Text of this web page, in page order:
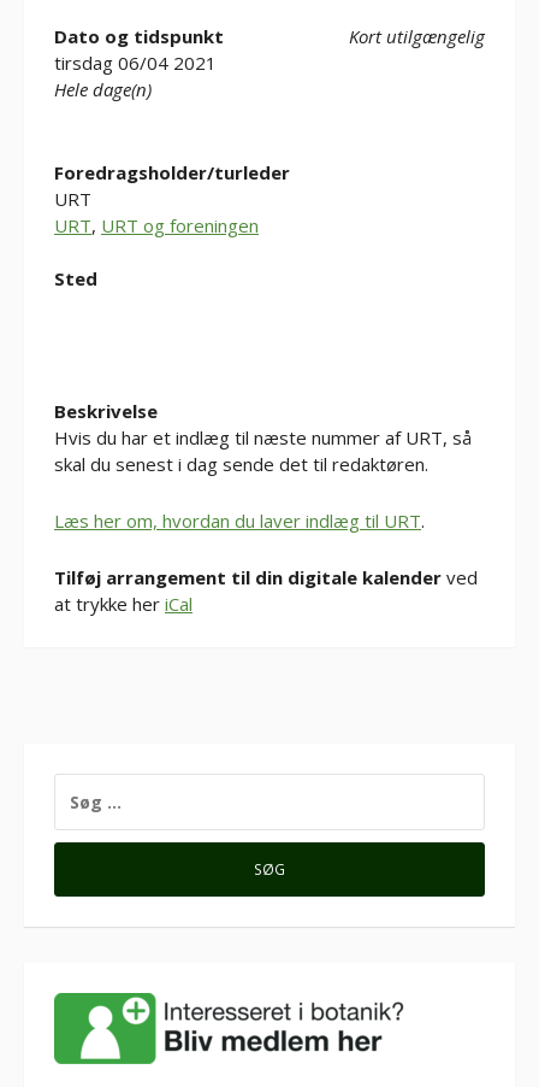
Kort utilgængelig
Dato og tidspunkt
tirsdag 06/04 2021
Hele dage(n)
Foredragsholder/turleder
URT
URT, URT og foreningen
Sted
Beskrivelse
Hvis du har et indlæg til næste nummer af URT, så
skal du senest i dag sende det til redaktøren.
Læs her om, hvordan du laver indlæg til URT.
Tilføj arrangement til din digitale kalender ved
at trykke her iCal
EFTER: